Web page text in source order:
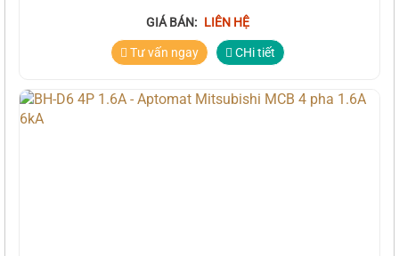
GIÁ BÁN: LIÊN HỆ
Tư vấn ngay CHi tiết